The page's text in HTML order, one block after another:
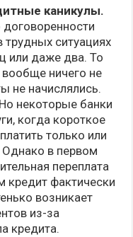
каникулы.
ситуациях
или даже два. То
вообще ничего не
не начислялись.
некоторые банки
когда короткое
только или
Однако в первом
переплата
кредит фактически
возникает
из-за
кредита.